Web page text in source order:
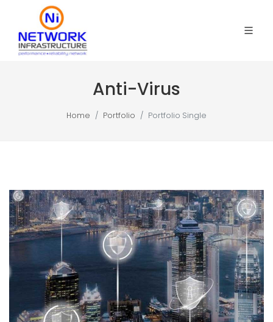
Anti-Virus
Home Portfolio Portfolio Single